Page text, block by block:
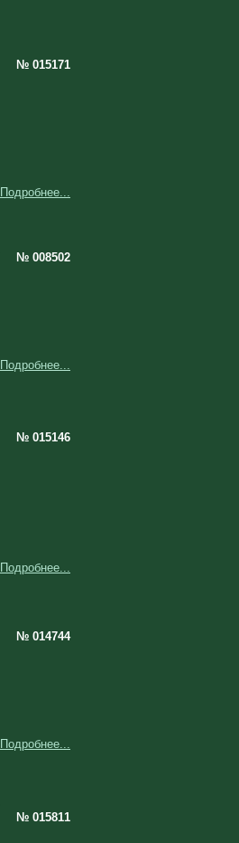
№ 015171
Подробнее...
№ 008502
Подробнее...
№ 015146
Подробнее...
№ 014744
Подробнее...
№ 015811